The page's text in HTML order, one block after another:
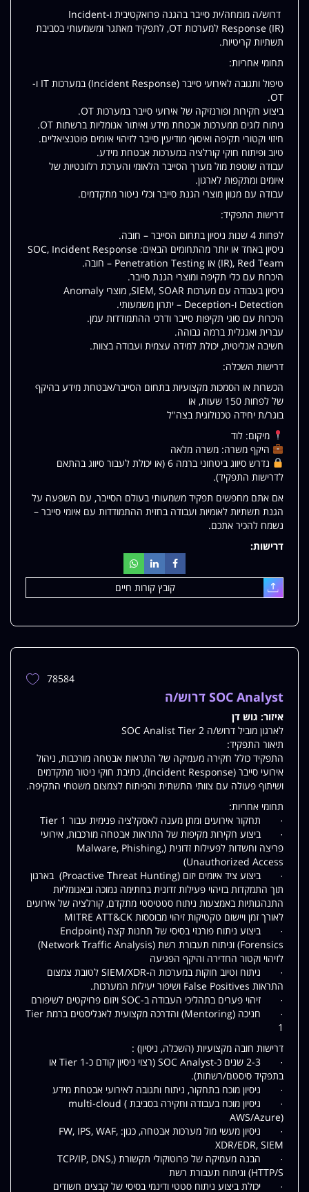
דרוש/ה מומחה/ית סייבר בהגנה פרואקטיבית ו-Incident
Response (IR) למערכות OT, לתפקיד מאתגר ומשמעותי בסביבת
תשתיות קריטיות.
תחומי אחריות:
טיפול ותגובה לאירועי סייבר (Incident Response) במערכות IT ו-
OT.
ביצוע חקירות ופורנזיקה של אירועי סייבר במערכות OT.
ניתוח לוגים ממערכות אבטחת מידע ואיתור אנומליות ברשתות OT.
חיזוי וקטורי תקיפה ואיסוף מודיעין סייבר לזיהוי איומים פוטנציאליים.
טיוב ופיתוח חוקי קורלציה במערכות אבטחת מידע.
עבודה שוטפת מול מערך הסייבר הלאומי והערכת רלוונטיות של
איומים ומתקפות לארגון.
עבודה עם מגוון מוצרי הגנת סייבר וכלי ניטור מתקדמים.
דרישות התפקיד:
לפחות 4 שנות ניסיון בתחום הסייבר – חובה.
ניסיון באחד או יותר מהתחומים הבאים: SOC, Incident Response
(IR), Red Team או Penetration Testing – חובה.
היכרות עם כלי תקיפה ומוצרי הגנת סייבר.
ניסיון בעבודה עם מערכות SIEM, SOAR, מוצרי Anomaly
Detection ו-Deception – יתרון משמעותי.
היכרות עם סוגי תקיפות סייבר ודרכי ההתמודדות עמן.
עברית ואנגלית ברמה גבוהה.
חשיבה אנליטית, יכולת למידה עצמית ועבודה בצוות.
דרישות השכלה:
הכשרות או הסמכות מקצועיות בתחום הסייבר/אבטחת מידע בהיקף
של לפחות 150 שעות, או
בוגר/ת יחידה טכנולוגית בצה"ל
מיקום: לוד
היקף משרה: משרה מלאה
נדרש סיווג ביטחוני ברמה 6 (או יכולת לעבור סיווג בהתאם
לדרישות התפקיד).
אם אתם מחפשים תפקיד משמעותי בעולם הסייבר, עם השפעה על
הגנת תשתיות לאומיות ועבודה בחזית ההתמודדות עם איומי סייבר –
נשמח להכיר אתכם.
דרישות:
עלאת
קובץ קורות חיים
הוספת
78584
SOC Analyst דרוש/ה
איזור: גוש דן
לארגון מוביל דרוש/ה SOC Analist Tier 2
תיאור התפקיד:
התפקיד כולל חקירה מעמיקה של התראות אבטחה מורכבות, ניהול
אירועי סייבר (Incident Response), כתיבת חוקי ניטור מתקדמים
ושיתוף פעולה עם צוותי התשתית והפיתוח לצמצום משטחי התקיפה.
תחומי אחריות:
· תחקור אירועים ומתן מענה לאסקלציה פנימית עבור Tier 1
· ביצוע חקירות מקיפות של התראות אבטחה מורכבות, אירועי
פריצה וחשדות לפעילות זדונית (Malware, Phishing,
Unauthorized Access)
· ביצוע ציד איומים יזום (Proactive Threat Hunting) בארגון
תוך התמקדות בזיהוי פעילות זדונית בחתימה נמוכה ובאנומליות
התנהגותיות באמצעות ניתוח סטטיסטי מתקדם, קורלציה של אירועים
לאורך זמן ויישום טקטיקות זיהוי מבוססות MITRE ATT&CK
· ביצוע ניתוח פורנזי בסיסי של תחנות קצה (Endpoint
Forensics) וניתוח תעבורת רשת (Network Traffic Analysis)
לזיהוי וקטור החדירה והיקף הפגיעה
· ניתוח וטיוב חוקות במערכות ה-SIEM/XDR לטובת צמצום
התראות False Positives ושיפור יעילות המערכות.
· זיהוי פערים בתהליכי העבודה ב-SOC ויזום פרויקטים לשיפורם
· חניכה (Mentoring) והדרכה מקצועית לאנליסטים ברמת Tier
1
דרישות חובה מקצועיות (השכלה, ניסיון) :
· 2-3 שנים כ-SOC Analyst (רצוי ניסיון קודם כ-Tier 1 או
בתפקיד סיסטם/רשתות).
· ניסיון מוכח בתחקור, ניתוח ותגובה לאירועי אבטחת מידע
· ניסיון מוכח בעבודה וחקירה בסביבת multi-cloud (
AWS/Azure)
· ניסיון מעשי מול מערכות אבטחה, כגון: FW, IPS, WAF,
XDR/EDR, SIEM
· הבנה מעמיקה של פרוטוקולי תקשורת (TCP/IP, DNS,
HTTP/S) וניתוח תעבורת רשת
· יכולת ביצוע ניתוח סטטי ודינמי בסיסי של קבצים חשודים